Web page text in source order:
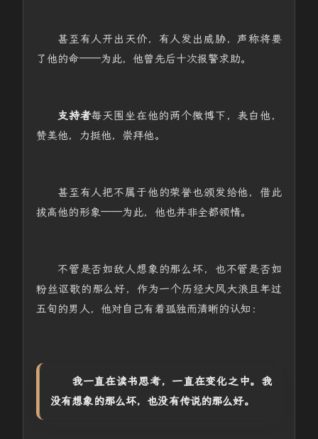
甚至有人开出天价，有人发出威胁，声称将要
了他的命——为此，他曾先后十次报警求助。
支持者每天围坐在他的两个微博下，表白他，
赞美他，力挺他，崇拜他。
甚至有人把不属于他的荣誉也颁发给他，借此
拔高他的形象——为此，他也并非全都领情。
不管是否如敌人想象的那么坏，也不管是否如
粉丝讴歌的那么好，作为一个历经大风大浪且年过
五旬的男人，他对自己有着孤独而清晰的认知：
我一直在读书思考，一直在变化之中。我
没有想象的那么坏，也没有传说的那么好。